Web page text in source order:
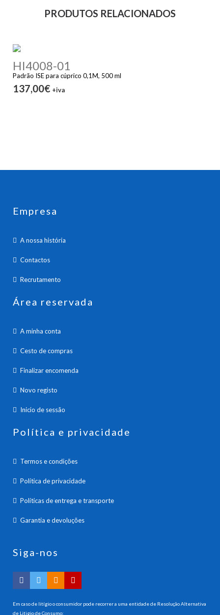
PRODUTOS RELACIONADOS
HI4008-01
Padrão ISE para cúprico 0,1M, 500 ml
137,00€ +iva
Empresa
A nossa história
Contactos
Recrutamento
Área reservada
A minha conta
Cesto de compras
Finalizar encomenda
Novo registo
Inicio de sessão
Política e privacidade
Termos e condições
Política de privacidade
Políticas de entrega e transporte
Garantia e devoluções
Siga-nos
Em caso de litígio o consumidor pode recorrer a uma entidade de Resolução Alternativa
de Litigio de Consumo: